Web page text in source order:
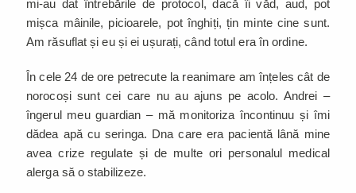
mi-au dat întrebările de protocol, dacă îi văd, aud, pot
mișca mâinile, picioarele, pot înghiți, țin minte cine sunt.
Am răsuflat și eu și ei ușurați, când totul era în ordine.
În cele 24 de ore petrecute la reanimare am înțeles cât de
norocoși sunt cei care nu au ajuns pe acolo. Andrei –
îngerul meu guardian – mă monitoriza încontinuu și îmi
dădea apă cu seringa. Dna care era pacientă lână mine
avea crize regulate și de multe ori personalul medical
alerga să o stabilizeze.